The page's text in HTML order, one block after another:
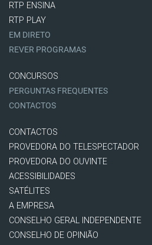
RTP ENSINA
RTP PLAY
EM DIRETO
REVER PROGRAMAS
CONCURSOS
PERGUNTAS FREQUENTES
CONTACTOS
CONTACTOS
PROVEDORA DO TELESPECTADOR
PROVEDORA DO OUVINTE
ACESSIBILIDADES
SATÉLITES
A EMPRESA
CONSELHO GERAL INDEPENDENTE
CONSELHO DE OPINIÃO